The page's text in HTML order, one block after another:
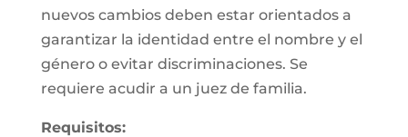
nuevos cambios deben estar orientados a
garantizar la identidad entre el nombre y el
género o evitar discriminaciones. Se
requiere acudir a un juez de familia.
Requisitos: